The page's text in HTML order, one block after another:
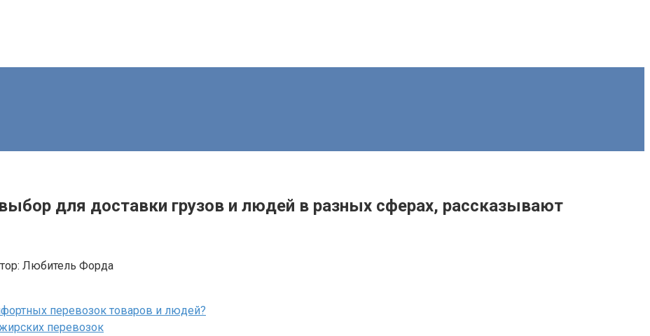
для доставки грузов и людей в разных сферах, рассказывают
Любитель Форда
перевозок товаров и людей?
перевозок